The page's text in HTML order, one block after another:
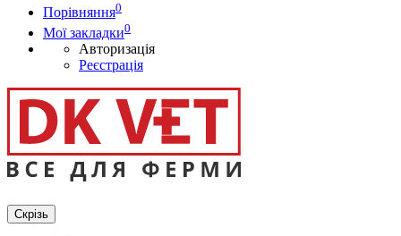
Порівняння0
Мої закладки0
Авторизація
Реєстрація
Скрізь